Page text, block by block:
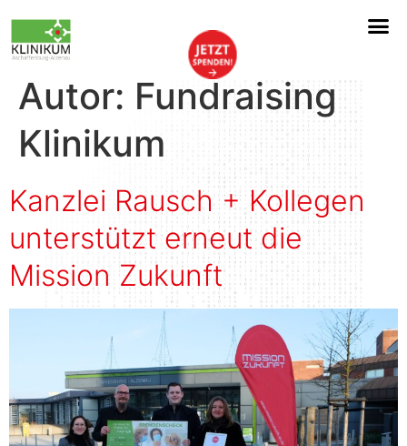
Autor: Fundraising
Klinikum
Kanzlei Rausch + Kollegen
unterstützt erneut die
Mission Zukunft